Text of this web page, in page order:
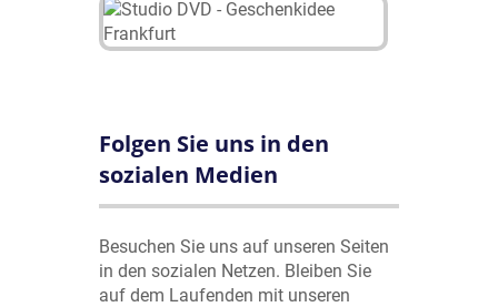
Folgen Sie uns in den
sozialen Medien
Besuchen Sie uns auf unseren Seiten
in den sozialen Netzen. Bleiben Sie
auf dem Laufenden mit unseren